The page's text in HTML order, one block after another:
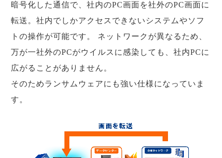
暗号化した通信で、社内のPC画面を社外のPC画面に
転送。社内でしかアクセスできないシステムやソフ
トの操作が可能です。
ネットワークが異なるため、
万が一社外のPCがウイルスに感染しても、社内PCに
広がることがありません。
そのためランサムウェアにも強い仕様になっていま
す。